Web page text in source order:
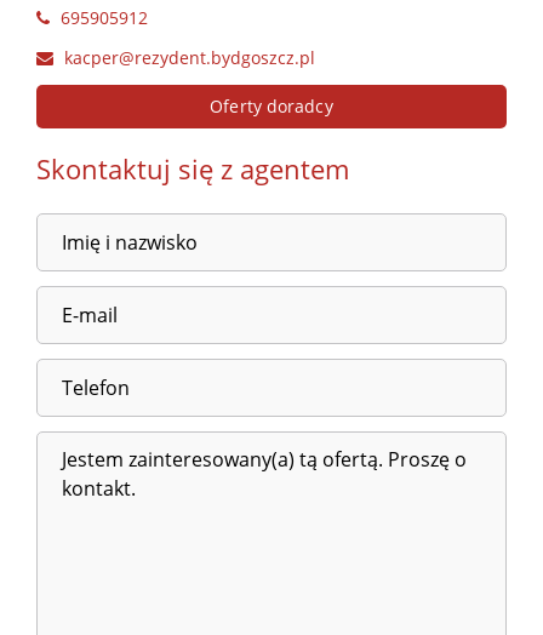
695905912
kacper@rezydent.bydgoszcz.pl
Oferty doradcy
Skontaktuj się z agentem